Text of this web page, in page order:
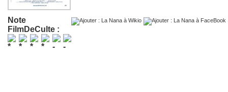
Note
FilmDeCulte :